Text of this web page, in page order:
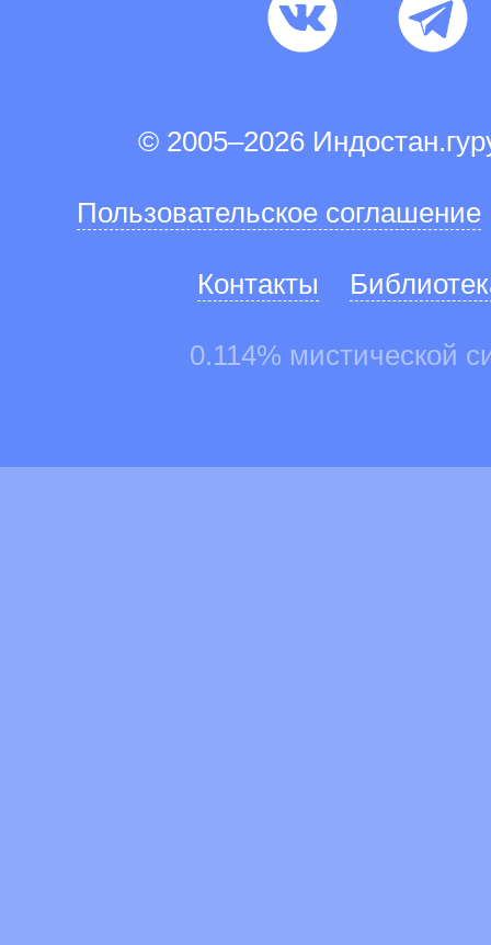
© 2005–2026
Пользовательское соглашение
Контакты
0.114% мистической